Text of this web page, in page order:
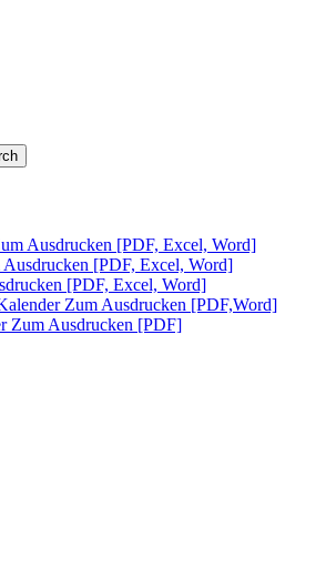
Ausdrucken [PDF, Excel, Word]
[PDF, Excel, Word]
[PDF, Excel, Word]
Zum Ausdrucken [PDF,Word]
Zum Ausdrucken [PDF]